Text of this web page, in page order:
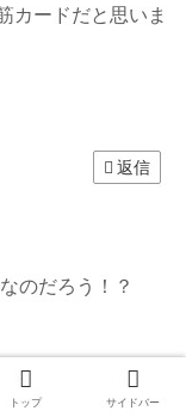
カードだと思いま
返信
のだろう！？
返信
トップ サイドバー